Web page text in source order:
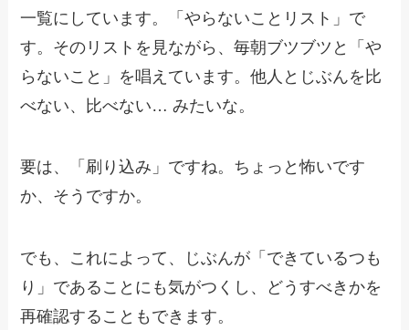
一覧にしています。「やらないことリスト」で
す。そのリストを見ながら、毎朝ブツブツと「や
らないこと」を唱えています。他人とじぶんを比
べない、比べない… みたいな。
要は、「刷り込み」ですね。ちょっと怖いです
か、そうですか。
でも、これによって、じぶんが「できているつも
り」であることにも気がつくし、どうすべきかを
再確認することもできます。